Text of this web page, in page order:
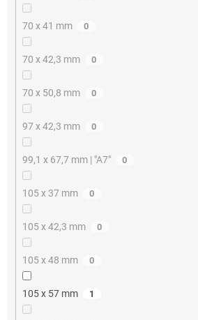
70 x 41 mm 0
70 x 42,3 mm 0
70 x 50,8 mm 0
97 x 42,3 mm 0
99,1 x 67,7 mm | "A7" 0
105 x 37 mm 0
105 x 42,3 mm 0
105 x 48 mm 0
105 x 57 mm 1